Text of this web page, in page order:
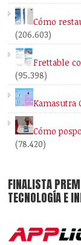
Cómo
(206.603)
Frettable
(95.398)
Kamasutra
Cómo
(78.420)
FINALISTA
TECNOLOGÍA E